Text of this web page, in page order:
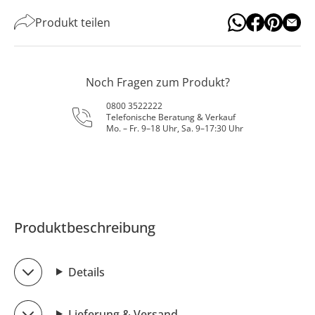
Produkt teilen
Noch Fragen zum Produkt?
0800 3522222
Telefonische Beratung & Verkauf
Mo. – Fr. 9–18 Uhr, Sa. 9–17:30 Uhr
Produktbeschreibung
Details